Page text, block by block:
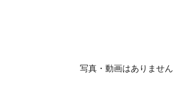
写真・動画はありません